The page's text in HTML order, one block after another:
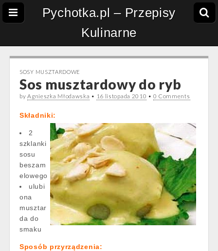
Pychotka.pl – Przepisy
Kulinarne
SOSY MUSZTARDOWE
Sos musztardowy do ryb
byAgnieszka Młodawska • 16 listopada 2010 • 0 Comments
Składniki:
2
szklanki
sosu
beszam
elowego
ulubi
ona
musztar
da do
smaku
Sposób przyrządzenia: